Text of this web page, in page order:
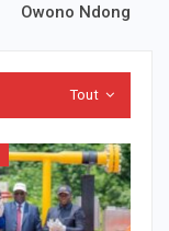
Owono Ndong
Tout